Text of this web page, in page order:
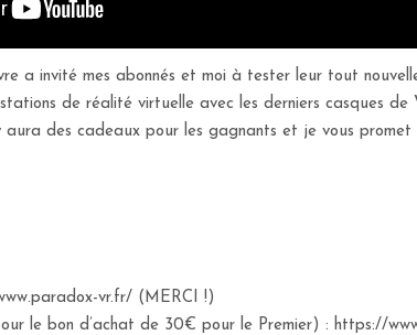
a invité mes abonnés et moi à tester leur tout
de réalité virtuelle avec les derniers casques
des cadeaux pour les gagnants et je vous
vr.fr/ (MERCI !)
le bon d’achat de 30€ pour le Premier) : https://